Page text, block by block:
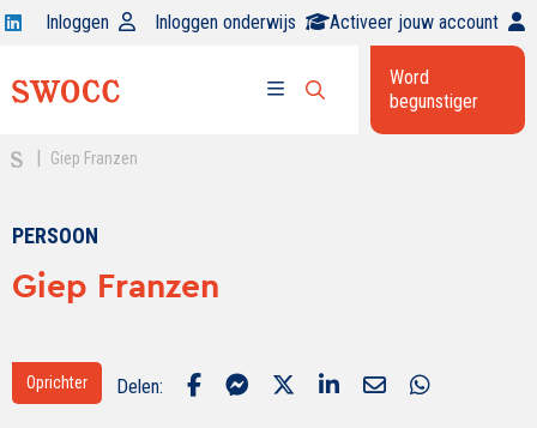
Open
op
Inloggen Inloggen onderwijs Activeer jouw account
Open
zoekbalk
Word
begunstiger
Giep Franzen
PERSOON
Giep Franzen
Oprichter Delen: